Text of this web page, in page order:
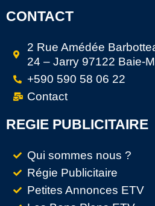
CONTACT
2 Rue Amédée
24 – Jarry 97122 Baie-
+590 590 58 06 22
Contact
REGIE PUBLICITAIRE
Qui sommes nous ?
Régie Publicitaire
Petites Annonces ETV